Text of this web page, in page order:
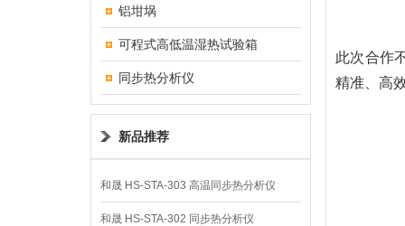
铝坩埚
可程式高低温湿热试验箱
同步热分析仪
新品推荐
和晟 HS-STA-303 高温同步热分析仪
和晟 HS-STA-302 同步热分析仪
此次合作
精准、高